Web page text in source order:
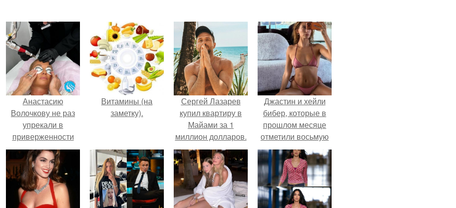
Анастасию
Волочкову не раз
упрекали в
приверженности
устаревшим бьюти -
процедурам.
Витамины (на
заметку).
Сергей Лазарев
купил квартиру в
Майами за 1
миллион долларов.
Джастин и хейли
бибер, которые в
прошлом месяце
отметили восьмую
годовщину
помолвки, показали
новые фото с
совместного
отдыха.